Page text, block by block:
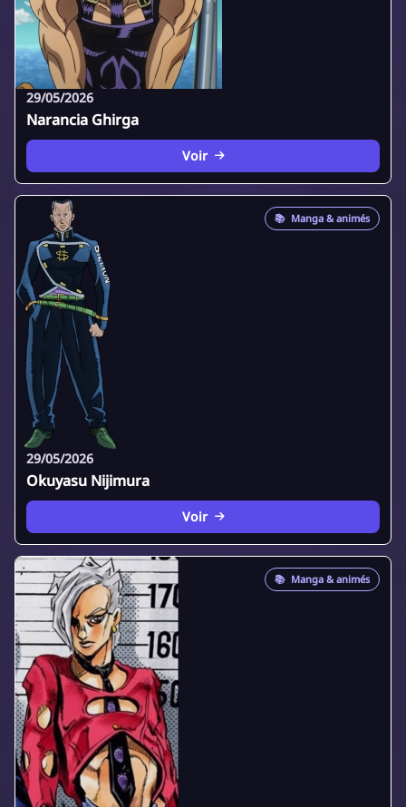
29/05/2026
Narancia Ghirga
Voir
📚 Manga & animés
29/05/2026
Okuyasu Nijimura
Voir
📚 Manga & animés